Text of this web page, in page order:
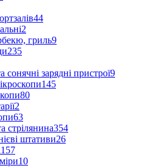
44
2
гриль9
235
сонячні зарядні пристрої9
145
80
2
63
стрілянина354
штативи26
157
10